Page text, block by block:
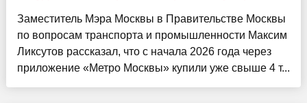
Заместитель Мэра Москвы в Правительстве Москвы
по вопросам транспорта и промышленности Максим
Ликсутов рассказал, что с начала 2026 года через
приложение «Метро Москвы» купили уже свыше 4 т...